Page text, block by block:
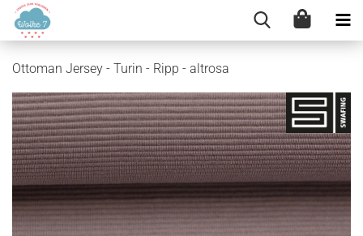
Ottoman Jersey - Turin - Ripp - altrosa